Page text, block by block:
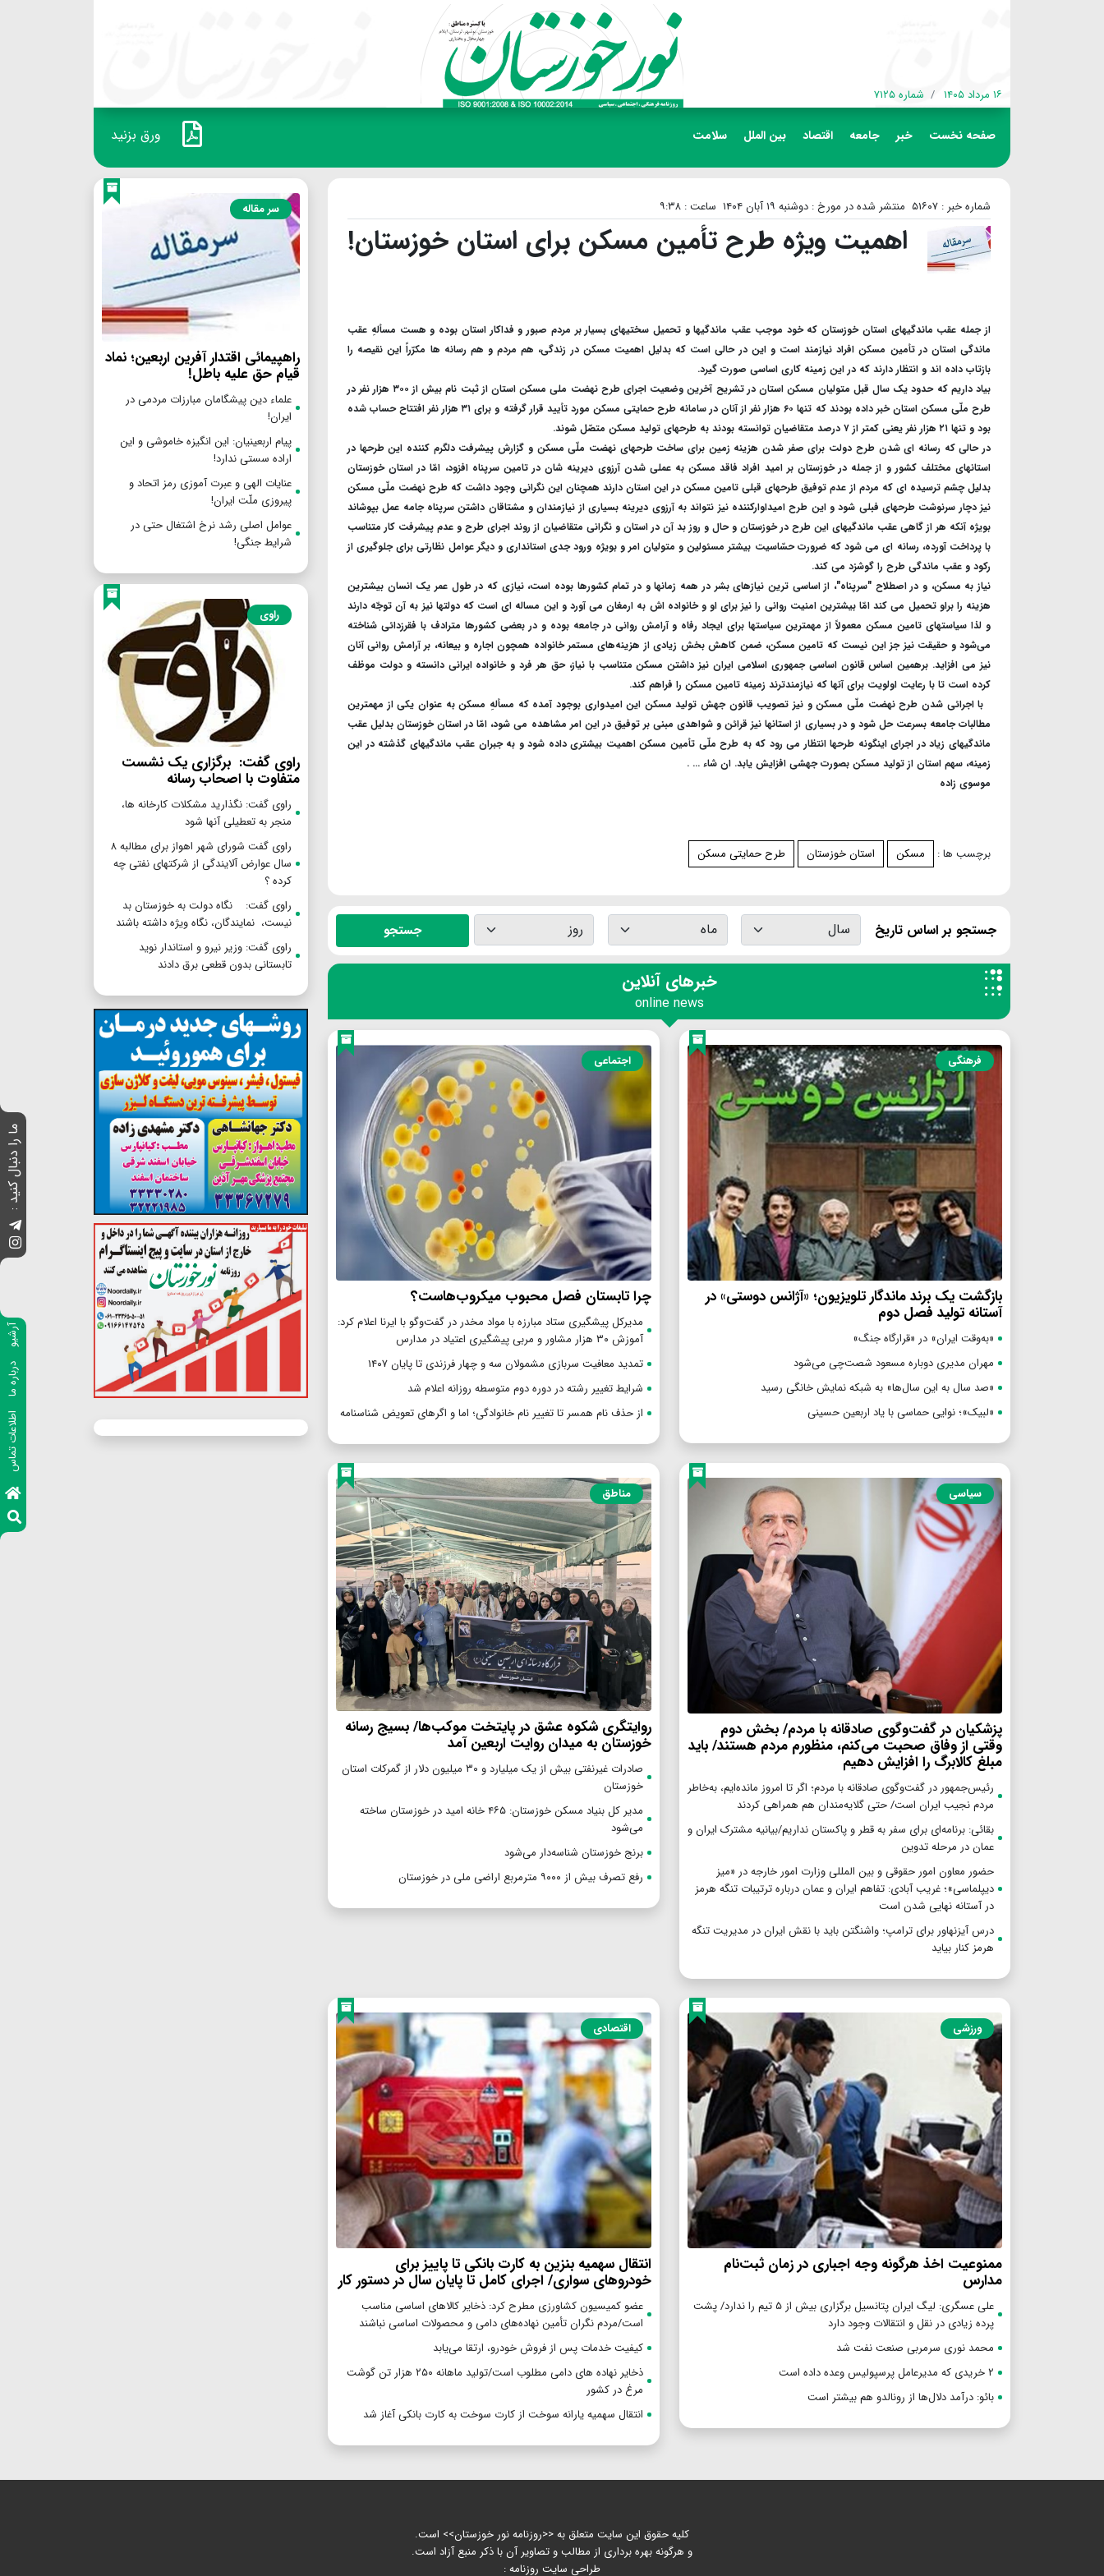
ما را دنبال کنید :
آرشیو
درباره ما
اطلاعات تماس
۱۶ مرداد ۱۴۰۵ شماره ۷۱۲۵
صفحه نخست خبر جامعه اقتصاد بین الملل سلامت ورق بزنید
شماره خبر : ۵۱۶۰۷ منتشر شده در مورخ : دوشنبه ۱۹ آبان ۱۴۰۴ ساعت : ۹:۳۸
اهمیت ویژه طرح تأمین مسکن برای استان خوزستان!
از جمله عقب ماندگیهای استان خوزستان که خود موجب عقب ماندگیها و تحمیل سختیهای بسیار بر مردم صبور و فداکار استان بوده و هست مسألهِ عقب
ماندگی استان در تأمین مسکن افراد نیازمند است و این در حالی است که بدلیل اهمیت مسکن در زندگی، هم مردم و هم رسانه ها مکرّراً این نقیصه را
بازتاب داده اند و انتظار دارند که در این زمینه کاری اساسی صورت گیرد.
بیاد داریم که حدود یک سال قبل متولیان مسکن استان در تشریح آخرین وضعیت اجرای طرح نهضت ملی مسکن استان از ثبت نام بیش از ۳۰۰ هزار نفر در
طرح ملّی مسکن استان خبر داده بودند که تنها ۶۰ هزار نفر از آنان در سامانه طرح حمایتی مسکن مورد تأیید قرار گرفته و برای ۳۱ هزار نفر افتتاح حساب شده
بود و تنها ۲۱ هزار نفر یعنی کمتر از ۷ درصد متقاضیان توانسته بودند به طرحهای تولید مسکن متصّل شوند.
در حالی که رسانه ای شدن طرح دولت برای صفر شدن هزینه زمین برای ساخت طرحهای نهضت ملّی مسکن و گزارش پیشرفت دلگرم کننده این طرحها در
استانهای مختلف کشور و از جمله در خوزستان بر امید افراد فاقد مسکن به عملی شدن آرزوی دیرینه شان در تامین سرپناه افزود، امّا در استان خوزستان
بدلیل چشم ترسیده ای که مردم از عدم توفیق طرحهای قبلی تامین مسکن در این استان دارند همچنان این نگرانی وجود داشت که طرح نهضت ملّی مسکن
نیز دچار سرنوشت طرحهای فبلی شود و این طرح امیداوارکننده نیز نتواند به آرزوی دیرینه بسیاری از نیازمندان و مشتاقان داشتن سرپناه جامه عمل بپوشاند
بویژه آنکه هر از گاهی عقب ماندگیهای این طرح در خوزستان و حال و روز بد آن در استان و نگرانی متقاضیان از روند اجرای طرح و عدم پیشرفت کار متناسب
با پرداخت آورده، رسانه ای می شود که ضرورت حسّاسیت بیشتر مسئولین و متولیان امر و بویژه ورود جدی استانداری و دیگر عوامل نظارتی برای جلوگیری از
رکود و عقب ماندگی طرح را گوشزد می کند.
نیاز به مسکن، و در اصطلاح "سرپناه"، از اساسی ترین نیازهای بشر در همه زمانها و در تمام کشورها بوده است، نیازی که در طول عمر یک انسان بیشترین
هزینه را براو تحمیل می کند امّا بیشترین امنیت روانی را نیز برای او و خانواده اش به ارمغان می آورد و این مساله ای است که دولتها نیز به آن توجّه دارند
و لذا سیاستهای تامین مسکن معمولاً از مهمترین سیاستها برای ایجاد رفاه و آرامش روانی در جامعه بوده و در بعضی کشورها مترادف با فقر‌زدائی شناخته
می‌شود و حقیقت نیز جز این نیست که تامین مسکن، ضمن کاهش بخش زیادی از هزینه‌های مستمر خانواده همچون اجاره و بیعانه، بر آرامش روانی آنان
نیز می افزاید. برهمین اساس قانون اساسی جمهوری اسلامی ایران نیز داشتن مسکن متناسب با نیاز، حق هر فرد و خانواده ایرانی دانسته و دولت موظف
کرده است تا با رعایت اولویت برای آنها که نیازمندترند زمینه تامین مسکن را فراهم کند.
‌با اجرائی شدن طرح نهضت ملّی مسکن و نیز تصویب قانون جهش تولید مسکن این امیدواری بوجود آمده که مسألهِ مسکن به عنوان یکی از مهمترین
مطالبات جامعه بسرعت حل شود و در بسیاری از استانها نیز قرائن و شواهدی مبنی بر توفیق در این امر مشاهده می شود، امّا در استان خوزستان بدلیل عقب
ماندگیهای زیاد در اجرای اینگونه طرحها انتظار می رود که به طرح ملّی تأمین مسکن اهمیت بیشتری داده شود و به جبران عقب ماندگیهای گذشته در این
زمینه، سهم استان از تولید مسکن بصورت جهشی افزایش یابد. ان شاء ... .
موسوی زاده
برچسب ها : مسکن استان خوزستان طرح حمایتی مسکن
جستجو بر اساس تاریخ جستجو
خبرهای آنلاین
online news
فرهنگی
بازگشت یک برند ماندگار تلویزیون؛ «آژانس دوستی» در
آستانه تولید فصل دوم
«به‌وقت ایران» در «قرارگاه جنگ»
مهران مدیری دوباره مسعود شصت‌چی می‌شود
«صد سال به این سال‌ها» به شبکه نمایش خانگی رسید
«لبیک»؛ نوایی حماسی با یاد اربعین حسینی
اجتماعی
چرا تابستان فصل محبوب میکروب‌هاست؟
مدیرکل پیشگیری ستاد مبارزه با مواد مخدر در گفت‌وگو با ایرنا اعلام کرد:
آموزش ۳۰ هزار مشاور و مربی پیشگیری اعتیاد در مدارس
تمدید معافیت سربازی مشمولان سه و چهار فرزندی تا پایان ۱۴۰۷
شرایط تغییر رشته در دوره دوم متوسطه روزانه اعلام شد
از حذف نام همسر تا تغییر نام خانوادگی؛ اما و اگرهای تعویض شناسنامه
سیاسی
پزشکیان در گفت‌وگوی صادقانه با مردم/ بخش دوم
وقتی از وفاق صحبت می‌کنم، منظورم مردم هستند/ باید
مبلغ کالابرگ را افزایش دهیم
رئیس‌جمهور در گفت‌وگوی صادقانه با مردم؛ اگر تا امروز مانده‌ایم، به‌خاطر
مردم نجیب ایران است/ حتی گلایه‌مندان هم همراهی کردند
بقائی: برنامه‌ای برای سفر به قطر و پاکستان نداریم/بیانیه مشترک ایران و
عمان در مرحله تدوین
حضور معاون امور حقوقی و بین المللی وزارت امور خارجه در «میز
دیپلماسی»؛ غریب آبادی: تفاهم ایران و عمان درباره ترتیبات تنگه هرمز
در آستانه نهایی شدن است
درس آیزنهاور برای ترامپ؛ واشنگتن باید با نقش ایران در مدیریت تنگه
هرمز کنار بیاید
مناطق
روایتگری شکوه عشق در پایتخت موکب‌ها/ بسیج رسانه
خوزستان به میدان روایت اربعین آمد
صادرات غیرنفتی بیش از یک میلیارد و ۳۰ میلیون دلار از گمرکات استان
خوزستان
مدیر کل بنیاد مسکن خوزستان: ۴۶۵ خانه امید در خوزستان ساخته
می‌شود
برنج خوزستان شناسه‌دار می‌شود
رفع تصرف بیش از ۹۰۰۰ مترمربع اراضی ملی در خوزستان
ورزشی
ممنوعیت اخذ هرگونه وجه اجباری در زمان ثبت‌نام
مدارس
علی عسگری: لیگ ایران پتانسیل برگزاری بیش از ۵ تیم را ندارد/ پشت
پرده زیادی در نقل و انتقالات وجود دارد
محمد نوری سرمربی صنعت نفت شد
۲ خریدی که مدیرعامل پرسپولیس وعده داده است
بائو: درآمد دلال‌ها از رونالدو هم بیشتر است
اقتصادی
انتقال سهمیه بنزین به کارت بانکی تا پاییز برای
خودروهای سواری/ اجرای کامل تا پایان سال در دستور کار
عضو کمیسیون کشاورزی مطرح کرد: ذخایر کالاهای اساسی مناسب
است/مردم نگران تأمین نهاده‌های دامی و محصولات اساسی نباشند
کیفیت خدمات پس از فروش خودرو، ارتقا می‌یابد
ذخایر نهاده های دامی مطلوب است/تولید ماهانه ۲۵۰ هزار تن گوشت
مرغ در کشور
انتقال سهمیه یارانه سوخت از کارت سوخت به کارت بانکی آغاز شد
سر مقاله
راهپیمائی اقتدار آفرین اربعین؛ نماد
قیام حق علیه باطل!
علماء دین پیشگامان مبارزات مردمی در
ایران!
پیام اربعینیان: این انگیزه خاموشی و این
اراده سستی ندارد!
عنایات الهی و عبرت آموزی رمز اتحاد و
پیروزی ملّت ایران!
عوامل اصلی رشد نرخ اشتغال حتی در
شرایط جنگی!
راوی
راوی گفت: برگزاری یک نشست
متفاوت با اصحاب رسانه
راوی گفت: نگذارید مشکلات کارخانه ها،
منجر به تعطیلی آنها شود
راوی گفت شورای شهر اهواز برای مطالبه ۸
سال عوارض آلایندگی از شرکتهای نفتی چه
کرده ؟
راوی گفت: نگاه دولت به خوزستان بد
نیست، نمایندگان، نگاه ویژه داشته باشند
راوی گفت: وزیر نیرو و استاندار نوید
تابستانی بدون قطعی برق دادند
کلیه حقوق این سایت متعلق به <<روزنامه نور خوزستان>> است.
و هرگونه بهره برداری از مطالب و تصاویر آن با ذکر منبع آزاد است.
طراحی سایت روزنامه :